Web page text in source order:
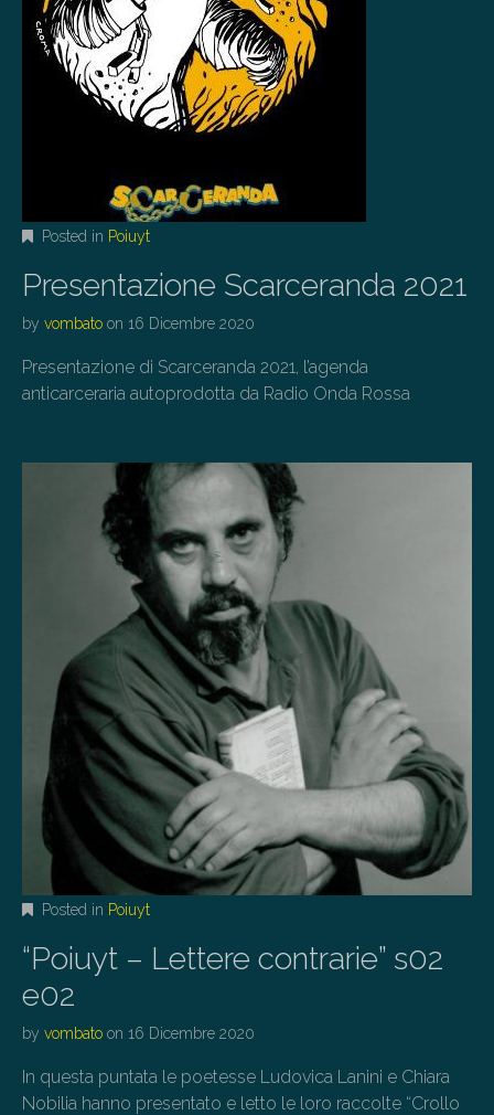
Posted in Poiuyt
Presentazione Scarceranda 2021
by vombato on 16 Dicembre 2020
Presentazione di Scarceranda 2021, l’agenda
anticarceraria autoprodotta da Radio Onda Rossa
Posted in Poiuyt
“Poiuyt – Lettere contrarie” s02
e02
by vombato on 16 Dicembre 2020
In questa puntata le poetesse Ludovica Lanini e Chiara
Nobilia hanno presentato e letto le loro raccolte “Crollo